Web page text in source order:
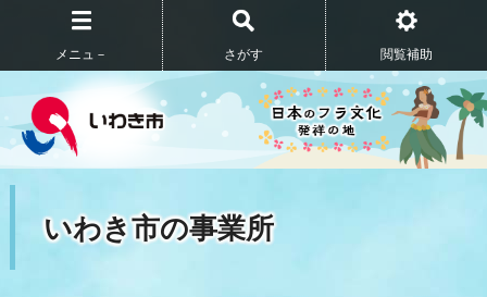
メニュ－ さがす 閲覧補助
いわき市の事業所